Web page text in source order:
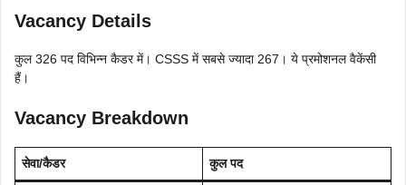
Vacancy Details
कुल 326 पद विभिन्न कैडर में। CSSS में सबसे ज्यादा 267। ये प्रमोशनल वैकेंसी
हैं।
Vacancy Breakdown
सेवा/कैडर कुल पद